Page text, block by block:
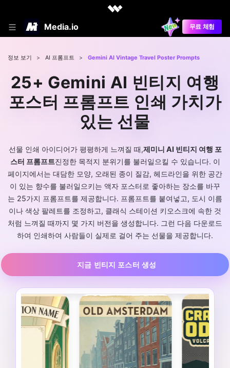
Media.io 무료 체험
정보 보기 > AI 프롬프트 > Gemini AI Vintage Travel Poster Prompts
25+ Gemini AI 빈티지 여행
포스터 프롬프트 인쇄 가치가
있는 선물
선물 인쇄 아이디어가 평평하게 느껴질 때,제미니 AI 빈티지 여행 포
스터 프롬프트진정한 목적지 분위기를 불러일으킬 수 있습니다. 이
페이지에서는 대담한 모양, 오래된 종이 질감, 헤드라인을 위한 공간
이 있는 향수를 불러일으키는 액자 포스터로 좋아하는 장소를 바꾸
는 25가지 프롬프트를 제공합니다. 프롬프트를 붙여넣고, 도시 이름
이나 색상 팔레트를 조정하고, 클래식 스테이션 키오스크에 속한 것
처럼 느껴질 때까지 몇 가지 버전을 생성합니다. 그런 다음 다운로드
하여 인쇄하여 사람들이 실제로 걸어 주는 선물을 제공합니다.
지금 빈티지 포스터 생성